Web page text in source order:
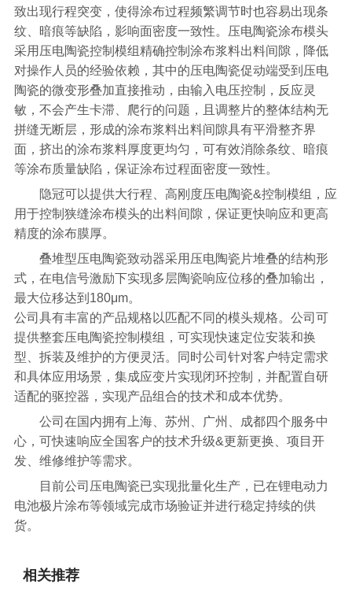
致出现行程突变，使得涂布过程频繁调节时也容易出现条
纹、暗痕等缺陷，影响面密度一致性。压电陶瓷涂布模头
采用压电陶瓷控制模组精确控制涂布浆料出料间隙，降低
对操作人员的经验依赖，其中的压电陶瓷促动端受到压电
陶瓷的微变形叠加直接推动，由输入电压控制，反应灵
敏，不会产生卡滞、爬行的问题，且调整片的整体结构无
拼缝无断层，形成的涂布浆料出料间隙具有平滑整齐界
面，挤出的涂布浆料厚度更均匀，可有效消除条纹、暗痕
等涂布质量缺陷，保证涂布过程面密度一致性。
隐冠可以提供大行程、高刚度压电陶瓷&控制模组，应
用于控制狭缝涂布模头的出料间隙，保证更快响应和更高
精度的涂布膜厚。
叠堆型压电陶瓷致动器采用压电陶瓷片堆叠的结构形
式，在电信号激励下实现多层陶瓷响应位移的叠加输出，
最大位移达到180μm。
公司具有丰富的产品规格以匹配不同的模头规格。公司可
提供整套压电陶瓷控制模组，可实现快速定位安装和换
型、拆装及维护的方便灵活。同时公司针对客户特定需求
和具体应用场景，集成应变片实现闭环控制，并配置自研
适配的驱控器，实现产品组合的技术和成本优势。
公司在国内拥有上海、苏州、广州、成都四个服务中
心，可快速响应全国客户的技术升级&更新更换、项目开
发、维修维护等需求。
目前公司压电陶瓷已实现批量化生产，已在锂电动力
电池极片涂布等领域完成市场验证并进行稳定持续的供
货。
相关推荐